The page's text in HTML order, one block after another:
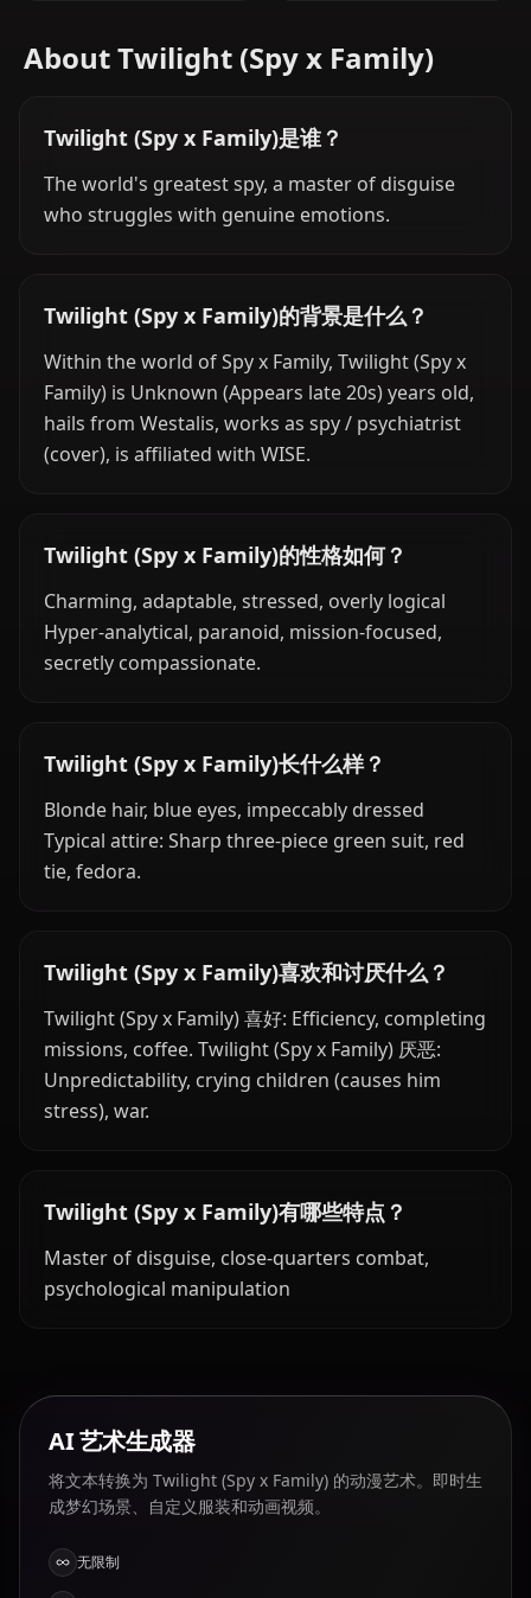
About Twilight (Spy x Family)
Twilight (Spy x Family)是谁？
The world's greatest spy, a master of disguise
who struggles with genuine emotions.
Twilight (Spy x Family)的背景是什么？
Within the world of Spy x Family, Twilight (Spy x
Family) is Unknown (Appears late 20s) years old,
hails from Westalis, works as spy / psychiatrist
(cover), is affiliated with WISE.
Twilight (Spy x Family)的性格如何？
Charming, adaptable, stressed, overly logical
Hyper-analytical, paranoid, mission-focused,
secretly compassionate.
Twilight (Spy x Family)长什么样？
Blonde hair, blue eyes, impeccably dressed
Typical attire: Sharp three-piece green suit, red
tie, fedora.
Twilight (Spy x Family)喜欢和讨厌什么？
Twilight (Spy x Family) 喜好: Efficiency, completing
missions, coffee. Twilight (Spy x Family) 厌恶:
Unpredictability, crying children (causes him
stress), war.
Twilight (Spy x Family)有哪些特点？
Master of disguise, close-quarters combat,
psychological manipulation
AI 艺术生成器
将文本转换为 Twilight (Spy x Family) 的动漫艺术。即时生
成梦幻场景、自定义服装和动画视频。
无限制